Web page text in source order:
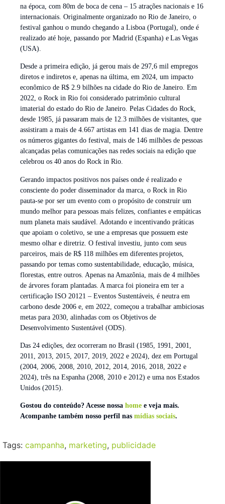
na época, com 80m de boca de cena – 15 atrações nacionais e 16
internacionais. Originalmente organizado no Rio de Janeiro, o
festival ganhou o mundo chegando a Lisboa (Portugal), onde é
realizado até hoje, passando por Madrid (Espanha) e Las Vegas
(USA).
Desde a primeira edição, já gerou mais de 297,6 mil empregos
diretos e indiretos e, apenas na última, em 2024, um impacto
econômico de R$ 2.9 bilhões na cidade do Rio de Janeiro. Em
2022, o Rock in Rio foi considerado patrimônio cultural
imaterial do estado do Rio de Janeiro. Pelas Cidades do Rock,
desde 1985, já passaram mais de 12.3 milhões de visitantes, que
assistiram a mais de 4.667 artistas em 141 dias de magia. Dentre
os números gigantes do festival, mais de 146 milhões de pessoas
alcançadas pelas comunicações nas redes sociais na edição que
celebrou os 40 anos do Rock in Rio.
Gerando impactos positivos nos países onde é realizado e
consciente do poder disseminador da marca, o Rock in Rio
pauta-se por ser um evento com o propósito de construir um
mundo melhor para pessoas mais felizes, confiantes e empáticas
num planeta mais saudável. Adotando e incentivando práticas
que apoiam o coletivo, se une a empresas que possuem este
mesmo olhar e diretriz. O festival investiu, junto com seus
parceiros, mais de R$ 118 milhões em diferentes projetos,
passando por temas como sustentabilidade, educação, música,
florestas, entre outros. Apenas na Amazônia, mais de 4 milhões
de árvores foram plantadas. A marca foi pioneira em ter a
certificação ISO 20121 – Eventos Sustentáveis, é neutra em
carbono desde 2006 e, em 2022, começou a trabalhar ambiciosas
metas para 2030, alinhadas com os Objetivos de
Desenvolvimento Sustentável (ODS).
Das 24 edições, dez ocorreram no Brasil (1985, 1991, 2001,
2011, 2013, 2015, 2017, 2019, 2022 e 2024), dez em Portugal
(2004, 2006, 2008, 2010, 2012, 2014, 2016, 2018, 2022 e
2024), três na Espanha (2008, 2010 e 2012) e uma nos Estados
Unidos (2015).
Gostou do conteúdo? Acesse nossa home e veja mais.
Acompanhe também nosso perfil nas mídias sociais.
Tags: campanha, marketing, publicidade